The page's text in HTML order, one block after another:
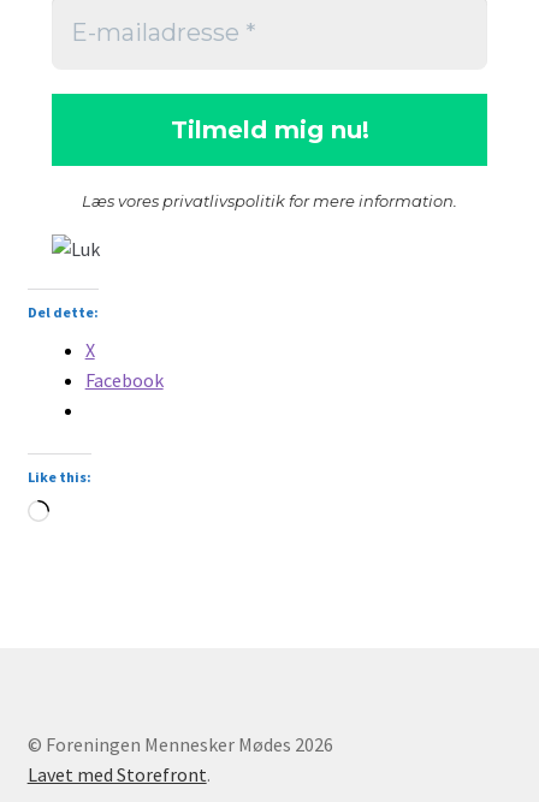
Læs vores privatlivspolitik for mere information.
Del dette:
X
Facebook
Like this:
Loading…
© Foreningen Mennesker Mødes 2026
Lavet med Storefront.